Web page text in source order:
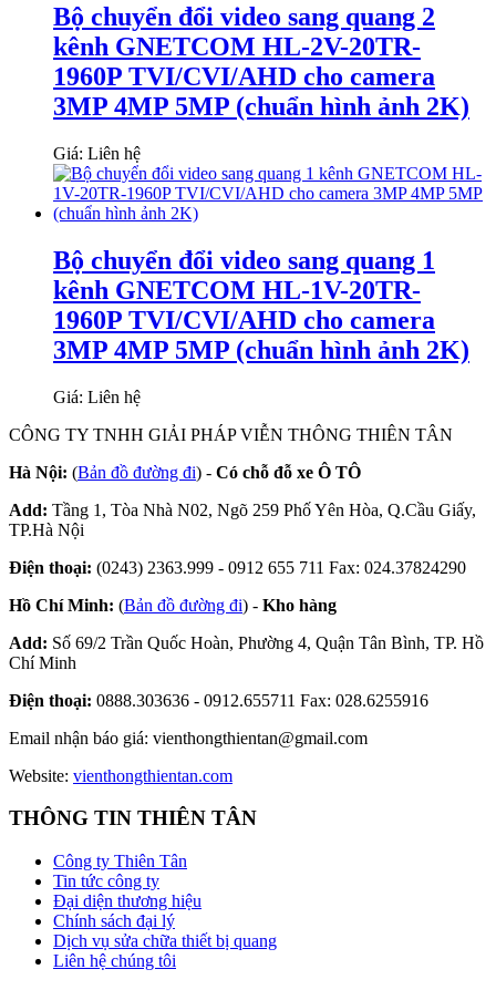
Bộ chuyển đổi video sang quang 2
kênh GNETCOM HL-2V-20TR-
1960P TVI/CVI/AHD cho camera
3MP 4MP 5MP (chuẩn hình ảnh 2K)
Giá: Liên hệ
Bộ chuyển đổi video sang quang 1
kênh GNETCOM HL-1V-20TR-
1960P TVI/CVI/AHD cho camera
3MP 4MP 5MP (chuẩn hình ảnh 2K)
Giá: Liên hệ
CÔNG TY TNHH GIẢI PHÁP VIỄN THÔNG THIÊN TÂN
Hà Nội: (Bản đồ đường đi) - Có chỗ đỗ xe Ô TÔ
Add: Tầng 1, Tòa Nhà N02, Ngõ 259 Phố Yên Hòa, Q.Cầu Giấy,
TP.Hà Nội
Điện thoại: (0243) 2363.999 - 0912 655 711 Fax: 024.37824290
Hồ Chí Minh: (Bản đồ đường đi) - Kho hàng
Add: Số 69/2 Trần Quốc Hoàn, Phường 4, Quận Tân Bình, TP. Hồ
Chí Minh
Điện thoại: 0888.303636 - 0912.655711 Fax: 028.6255916
Email nhận báo giá: vienthongthientan@gmail.com
Website: vienthongthientan.com
THÔNG TIN THIÊN TÂN
Công ty Thiên Tân
Tin tức công ty
Đại diện thương hiệu
Chính sách đại lý
Dịch vụ sửa chữa thiết bị quang
Liên hệ chúng tôi